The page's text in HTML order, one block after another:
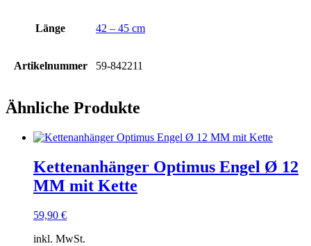
Länge 42 – 45 cm
Artikelnummer 59-842211
Ähnliche Produkte
Kettenanhänger Optimus Engel Ø 12
MM mit Kette
59,90 €
inkl. MwSt.